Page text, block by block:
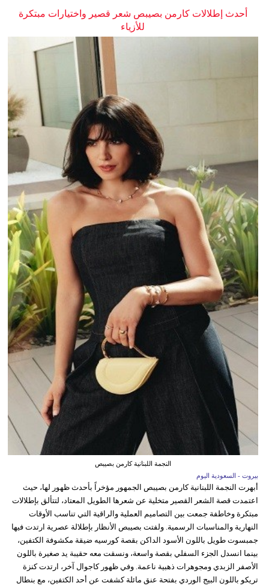
أحدث إطلالات كارمن بصيبص شعر قصير واختيارات مبتكرة
للأزياء
النجمة اللبنانية كارمن بصيبص
بيروت - السعودية اليوم
أبهرت النجمة اللبنانية كارمن بصيبص الجمهور مؤخراً بأحدث ظهور لها، حيث
اعتمدت قصة الشعر القصير متخلية عن شعرها الطويل المعتاد، لتتألق بإطلالات
مبتكرة وخاطفة جمعت بين التصاميم العملية والراقية التي تناسب الأوقات
النهارية والمناسبات الرسمية. ولفتت بصيبص الأنظار بإطلالة عصرية ارتدت فيها
جمبسوت طويل باللون الأسود الداكن بقصة كورسيه ضيقة مكشوفة الكتفين،
بينما انسدل الجزء السفلي بقصة واسعة، ونسقت معه حقيبة يد صغيرة باللون
الأصفر الزبدي ومجوهرات ذهبية ناعمة. وفي ظهور كاجوال آخر، ارتدت كنزة
تريكو باللون البيج الوردي بفتحة عنق مائلة كشفت عن أحد الكتفين، مع بنطال